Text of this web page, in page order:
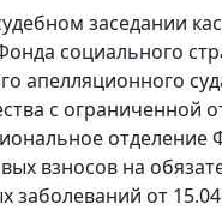
заседании
социального
апелляционного
с ограниченной
отделение
взносов на
заболеваний от